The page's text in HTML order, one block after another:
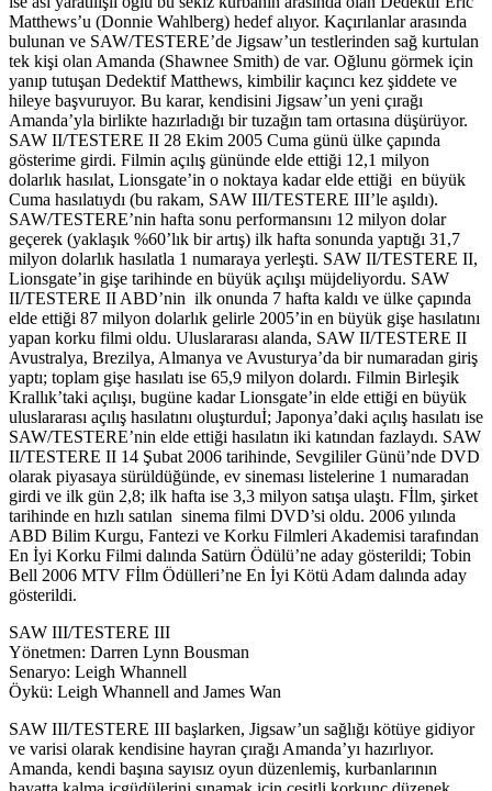
Matthews’u (Donnie Wahlberg) hedef alıyor. Kaçırılanlar arasında
bulunan ve SAW/TESTERE’de Jigsaw’un testlerinden sağ kurtulan
tek kişi olan Amanda (Shawnee Smith) de var. Oğlunu görmek için
yanıp tutuşan Dedektif Matthews, kimbilir kaçıncı kez şiddete ve
hileye başvuruyor. Bu karar, kendisini Jigsaw’un yeni çırağı
Amanda’yla birlikte hazırladığı bir tuzağın tam ortasına düşürüyor.
SAW II/TESTERE II 28 Ekim 2005 Cuma günü ülke çapında
gösterime girdi. Filmin açılış gününde elde ettiği 12,1 milyon
dolarlık hasılat, Lionsgate’in o noktaya kadar elde ettiği en büyük
Cuma hasılatıydı (bu rakam, SAW III/TESTERE III’le aşıldı).
SAW/TESTERE’nin hafta sonu performansını 12 milyon dolar
geçerek (yaklaşık %60’lık bir artış) ilk hafta sonunda yaptığı 31,7
milyon dolarlık hasılatla 1 numaraya yerleşti. SAW II/TESTERE II,
Lionsgate’in gişe tarihinde en büyük açılışı müjdeliyordu. SAW
II/TESTERE II ABD’nin ilk onunda 7 hafta kaldı ve ülke çapında
elde ettiği 87 milyon dolarlık gelirle 2005’in en büyük gişe hasılatını
yapan korku filmi oldu. Uluslararası alanda, SAW II/TESTERE II
Avustralya, Brezilya, Almanya ve Avusturya’da bir numaradan giriş
yaptı; toplam gişe hasılatı ise 65,9 milyon dolardı. Filmin Birleşik
Krallık’taki açılışı, bugüne kadar Lionsgate’in elde ettiği en büyük
uluslararası açılış hasılatını oluşturduİ; Japonya’daki açılış hasılatı ise
SAW/TESTERE’nin elde ettiği hasılatın iki katından fazlaydı. SAW
II/TESTERE II 14 Şubat 2006 tarihinde, Sevgililer Günü’nde DVD
olarak piyasaya sürüldüğünde, ev sineması listelerine 1 numaradan
girdi ve ilk gün 2,8; ilk hafta ise 3,3 milyon satışa ulaştı. Fİlm, şirket
tarihinde en hızlı satılan sinema filmi DVD’si oldu. 2006 yılında
ABD Bilim Kurgu, Fantezi ve Korku Filmleri Akademisi tarafından
En İyi Korku Filmi dalında Satürn Ödülü’ne aday gösterildi; Tobin
Bell 2006 MTV Fİlm Ödülleri’ne En İyi Kötü Adam dalında aday
gösterildi.
SAW III/TESTERE III
Yönetmen: Darren Lynn Bousman
Senaryo: Leigh Whannell
Öykü: Leigh Whannell and James Wan
SAW III/TESTERE III başlarken, Jigsaw’un sağlığı kötüye gidiyor
ve varisi olarak kendisine hayran çırağı Amanda’yı hazırlıyor.
Amanda, kendi başına sayısız oyun düzenlemiş, kurbanlarının